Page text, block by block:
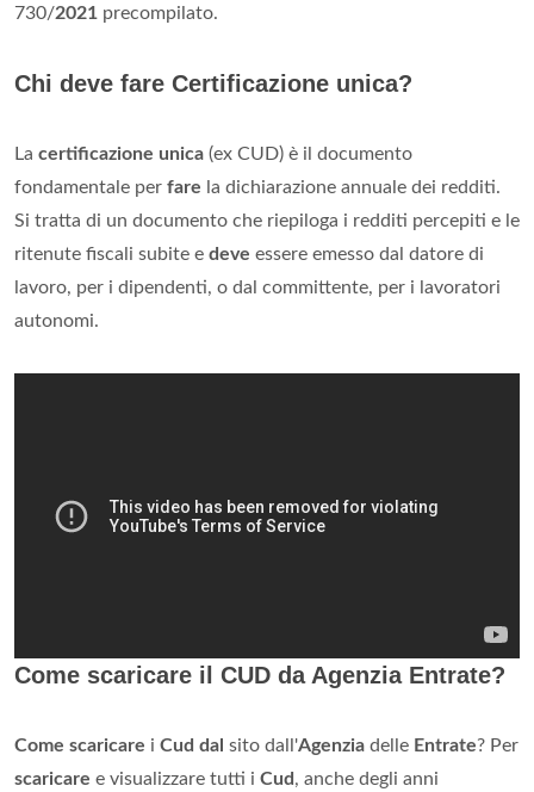
730/2021 precompilato.
Chi deve fare Certificazione unica?
La certificazione unica (ex CUD) è il documento
fondamentale per fare la dichiarazione annuale dei redditi.
Si tratta di un documento che riepiloga i redditi percepiti e le
ritenute fiscali subite e deve essere emesso dal datore di
lavoro, per i dipendenti, o dal committente, per i lavoratori
autonomi.
Come scaricare il CUD da Agenzia Entrate?
Come scaricare i Cud dal sito dall'Agenzia delle Entrate? Per
scaricare e visualizzare tutti i Cud, anche degli anni